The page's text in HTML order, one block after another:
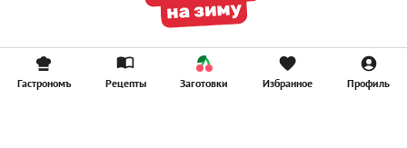
Гастрономъ Рецепты Заготовки Избранное Профиль